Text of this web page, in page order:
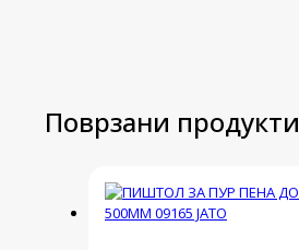
Поврзани продукти